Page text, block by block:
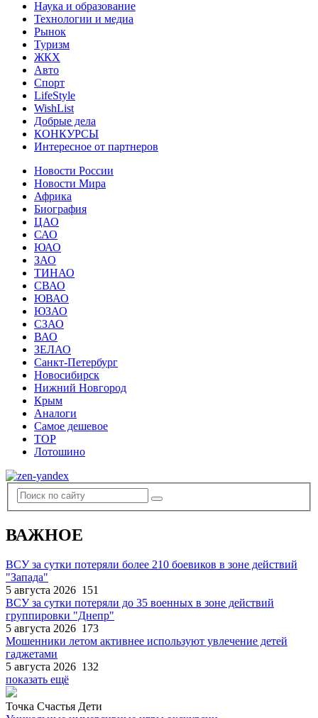
Наука и образование
Технологии и медиа
Рынок
Туризм
ЖКХ
Авто
Спорт
LifeStyle
WishList
Добрые дела
КОНКУРСЫ
Интересное от партнеров
Новости России
Новости Мира
Африка
Биография
ЦАО
САО
ЮАО
ЗАО
ТИНАО
СВАО
ЮВАО
ЮЗАО
СЗАО
ВАО
ЗЕЛАО
Санкт-Петербург
Новосибирск
Нижний Новгород
Крым
Аналоги
Самое дешевое
TOP
Лотошино
ВАЖНОЕ
ВСУ за сутки потеряли более 210 боевиков в зоне действий
"Запада"
5 августа 2026 151
ВСУ за сутки потеряли до 35 военных в зоне действий
группировки "Днепр"
5 августа 2026 173
Мошенники летом активнее используют увлечение детей
гаджетами
5 августа 2026 132
показать ещё
Точка Счастья Дети